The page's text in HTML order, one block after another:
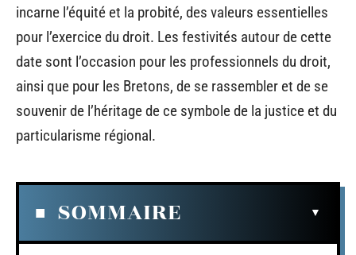
incarne l’équité et la probité, des valeurs essentielles
pour l’exercice du droit. Les festivités autour de cette
date sont l’occasion pour les professionnels du droit,
ainsi que pour les Bretons, de se rassembler et de se
souvenir de l’héritage de ce symbole de la justice et du
particularisme régional.
SOMMAIRE